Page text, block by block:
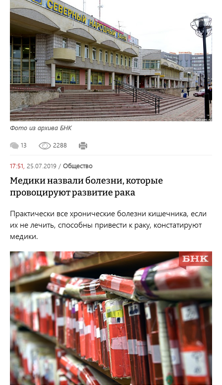
Фото из архива БНК
13 2288
17:51, 25.07.2019 / общество
Медики назвали болезни, которые
провоцируют развитие рака
Практически все хронические болезни кишечника, если
их не лечить, способны привести к раку, констатируют
медики.